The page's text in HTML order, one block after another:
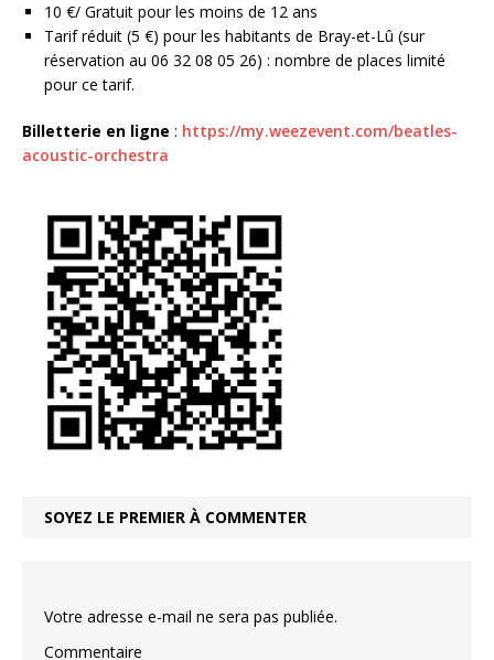
10 €/ Gratuit pour les moins de 12 ans
Tarif réduit (5 €) pour les habitants de Bray-et-Lû (sur
réservation au 06 32 08 05 26) : nombre de places limité
pour ce tarif.
Billetterie en ligne : https://my.weezevent.com/beatles-
acoustic-orchestra
SOYEZ LE PREMIER À COMMENTER
Votre adresse e-mail ne sera pas publiée.
Commentaire